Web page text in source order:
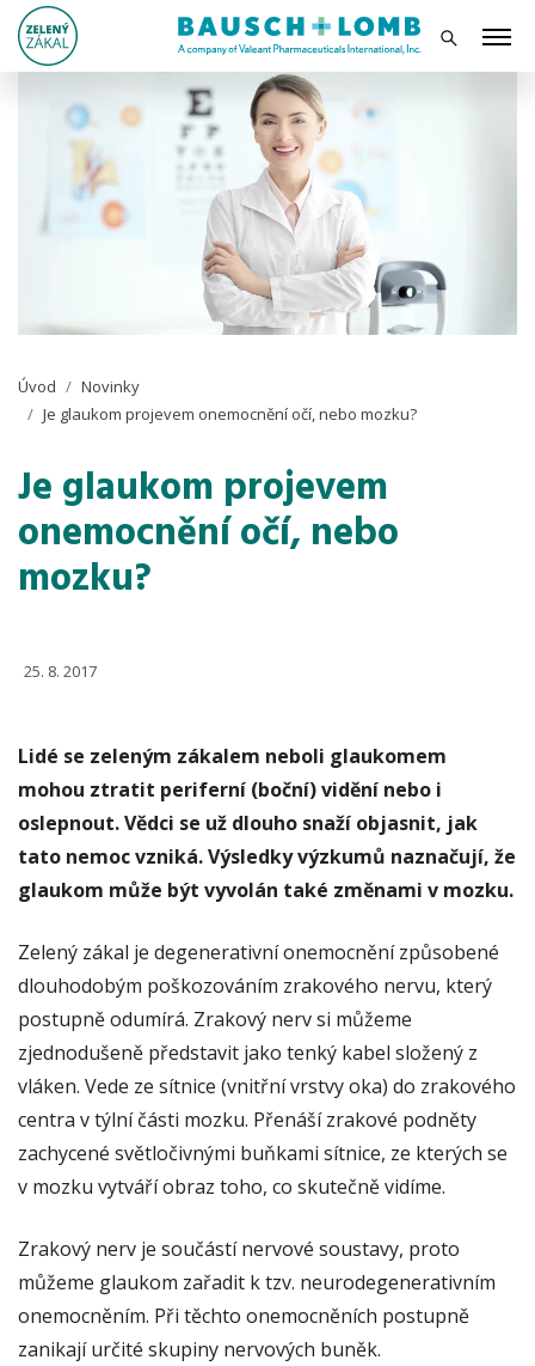
Úvod
Novinky
Je glaukom projevem onemocnění očí, nebo mozku?
Je glaukom projevem
onemocnění očí, nebo
mozku?
25. 8. 2017
Lidé se zeleným zákalem neboli glaukomem
mohou ztratit periferní (boční) vidění nebo i
oslepnout. Vědci se už dlouho snaží objasnit, jak
tato nemoc vzniká. Výsledky výzkumů naznačují, že
glaukom může být vyvolán také změnami v mozku.
Zelený zákal je degenerativní onemocnění způsobené
dlouhodobým poškozováním zrakového nervu, který
postupně odumírá. Zrakový nerv si můžeme
zjednodušeně představit jako tenký kabel složený z
vláken. Vede ze sítnice (vnitřní vrstvy oka) do zrakového
centra v týlní části mozku. Přenáší zrakové podněty
zachycené světločivnými buňkami sítnice, ze kterých se
v mozku vytváří obraz toho, co skutečně vidíme.
Zrakový nerv je součástí nervové soustavy, proto
můžeme glaukom zařadit k tzv. neurodegenerativním
onemocněním. Při těchto onemocněních postupně
zanikají určité skupiny nervových buněk.